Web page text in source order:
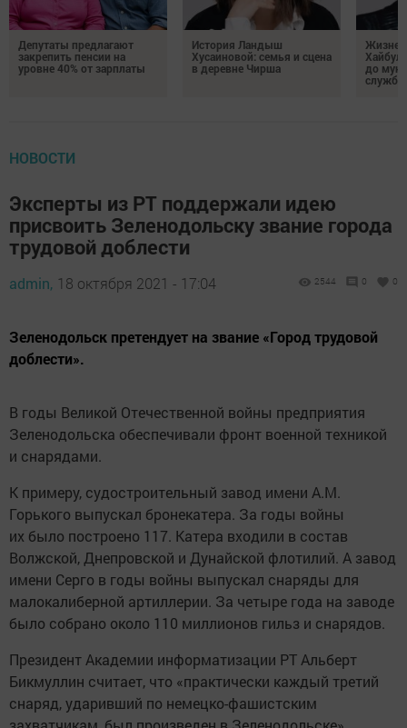
Депутаты предлагают
закрепить пенсии на
уровне 40% от зарплаты
История Ландыш
Хусаиновой: семья и сцена
в деревне Чирша
до
службы
НОВОСТИ
Эксперты из РТ поддержали идею
присвоить Зеленодольску звание города
трудовой доблести
admin, 18 октября 2021 - 17:04 2544 0 0
Зеленодольск претендует на звание «Город трудовой
доблести».
В годы Великой Отечественной войны предприятия
Зеленодольска обеспечивали фронт военной техникой
и снарядами.
К примеру, судостроительный завод имени А.М.
Горького выпускал бронекатера. За годы войны
их было построено 117. Катера входили в состав
Волжской, Днепровской и Дунайской флотилий. А завод
имени Серго в годы войны выпускал снаряды для
малокалиберной артиллерии. За четыре года на заводе
было собрано около 110 миллионов гильз и снарядов.
Президент Академии информатизации РТ Альберт
Бикмуллин считает, что «практически каждый третий
снаряд, ударивший по немецко-фашистским